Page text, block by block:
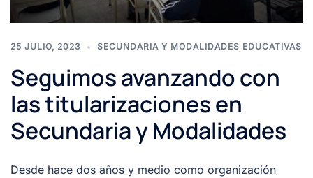
25 JULIO, 2023 SECUNDARIA Y MODALIDADES EDUCATIVAS
Seguimos avanzando con
las titularizaciones en
Secundaria y Modalidades
Desde hace dos años y medio como organización